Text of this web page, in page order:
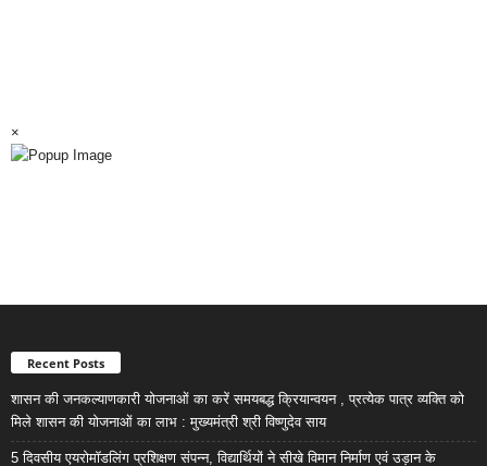
×
Recent Posts
शासन की जनकल्याणकारी योजनाओं का करें समयबद्ध क्रियान्वयन , प्रत्येक पात्र व्यक्ति को
मिले शासन की योजनाओं का लाभ : मुख्यमंत्री श्री विष्णुदेव साय
5 दिवसीय एयरोमॉडलिंग प्रशिक्षण संपन्न, विद्यार्थियों ने सीखे विमान निर्माण एवं उड़ान के